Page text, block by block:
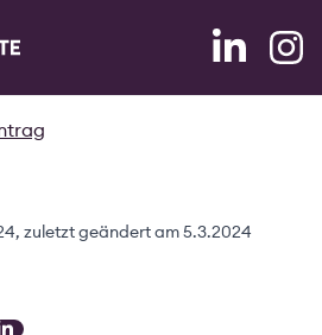
, zuletzt geändert am5.3.2024